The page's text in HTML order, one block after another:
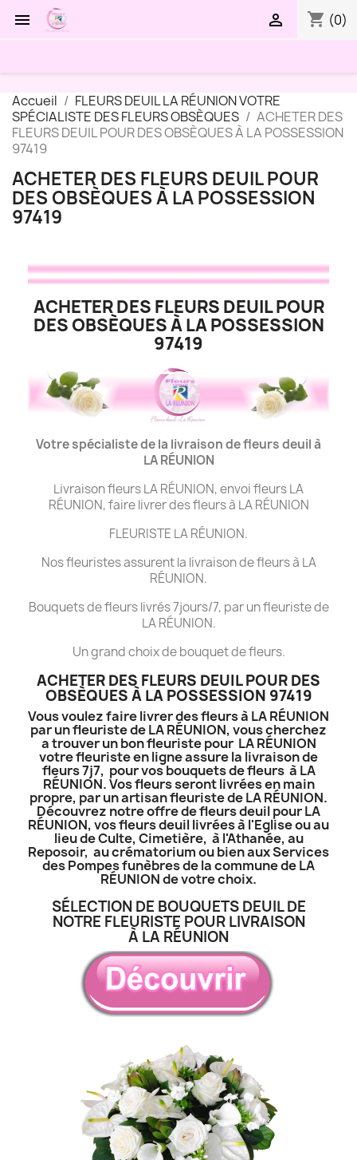
 shopping_cart (0)

Accueil
FLEURS DEUIL LA RÉUNION VOTRE
SPÉCIALISTE DES FLEURS OBSÈQUES
ACHETER DES
FLEURS DEUIL POUR DES OBSÈQUES À LA POSSESSION
97419
ACHETER DES FLEURS DEUIL POUR
DES OBSÈQUES À LA POSSESSION
97419
ACHETER DES FLEURS DEUIL POUR
DES OBSÈQUES À LA POSSESSION
97419
Votre spécialiste de la livraison de fleurs deuil à
LARÉUNION
Livraison fleurs LA RÉUNION, envoi fleurs LA
RÉUNION, faire livrer des fleurs à LA RÉUNION
FLEURISTE LA RÉUNION.
Nos fleuristes assurent la livraison de fleurs à LA
RÉUNION.
Bouquets de fleurs livrés 7jours/7, par un fleuriste de
LA RÉUNION.
Un grand choix de bouquet de fleurs.
ACHETER DES FLEURS DEUIL POUR DES
OBSÈQUES À LA POSSESSION 97419
Vous voulez faire livrer des fleurs à LA RÉUNION
par un fleuriste de LA RÉUNION, vous cherchez
a trouver un bon fleuriste pour LA RÉUNION
votre fleuriste en ligne assure la livraison de
fleurs 7j7, pour vos bouquets de fleurs à LA
RÉUNION. Vos fleurs seront livrées en main
propre, par un artisan fleuriste de LA RÉUNION.
Découvrez notre offre de fleurs deuil pour LA
RÉUNION, vos fleurs deuil livrées à l'Eglise ou au
lieu de Culte, Cimetière, à l'Athanée, au
Reposoir, au crématorium ou bien aux Services
des Pompes funèbres de la commune de LA
RÉUNION de votre choix.
SÉLECTION DE BOUQUETS DEUIL DE
NOTRE FLEURISTE POUR LIVRAISON
À LA RÉUNION